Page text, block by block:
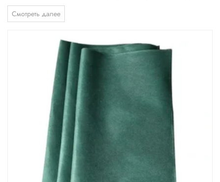
filtration and drainage integrity . Soil erosion alone costs France an
estimated €1.2 billion annually in infrastructure damage and...
Смотреть далее